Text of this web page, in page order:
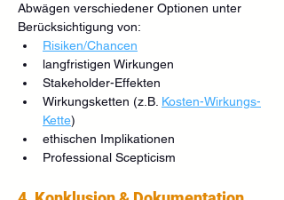
Abwägen verschiedener Optionen unter
Berücksichtigung von:
Risiken/Chancen
langfristigen Wirkungen
Stakeholder-Effekten
Wirkungsketten (z.B. Kosten-Wirkungs-
Kette)
ethischen Implikationen
Professional Scepticism